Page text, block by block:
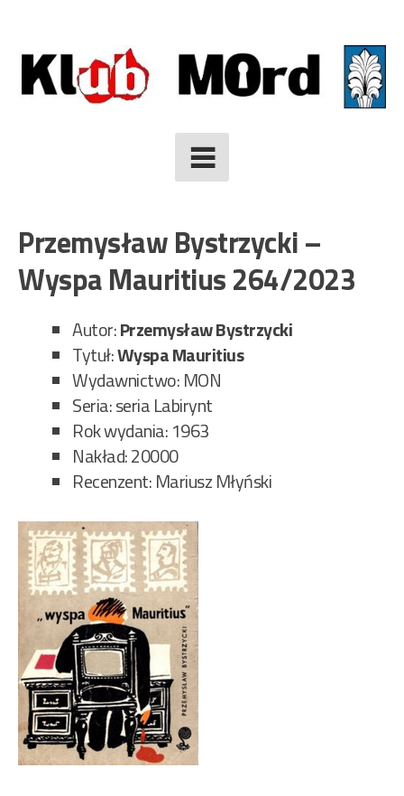
to
content
Przemysław Bystrzycki –
Wyspa Mauritius 264/2023
Autor:Przemysław Bystrzycki
Tytuł:Wyspa Mauritius
Wydawnictwo: MON
Seria: seria Labirynt
Rok wydania: 1963
Nakład: 20000
Recenzent: Mariusz Młyński